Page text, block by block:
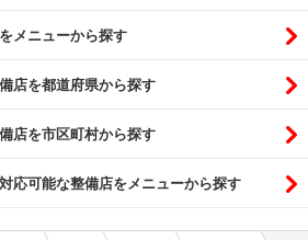
メニューから探す
店を都道府県から探す
店を市区町村から探す
応可能な整備店をメニューから探す